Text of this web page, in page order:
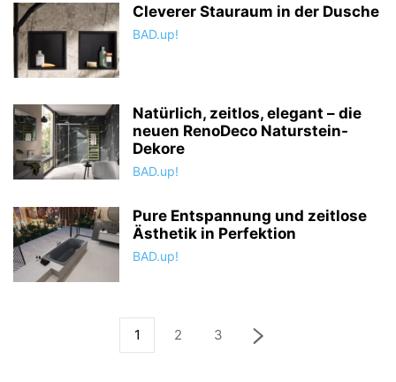
Cleverer Stauraum in der Dusche
BAD.up!
Natürlich, zeitlos, elegant – die
neuen RenoDeco Naturstein-
Dekore
BAD.up!
Pure Entspannung und zeitlose
Ästhetik in Perfektion
BAD.up!
1 2 3